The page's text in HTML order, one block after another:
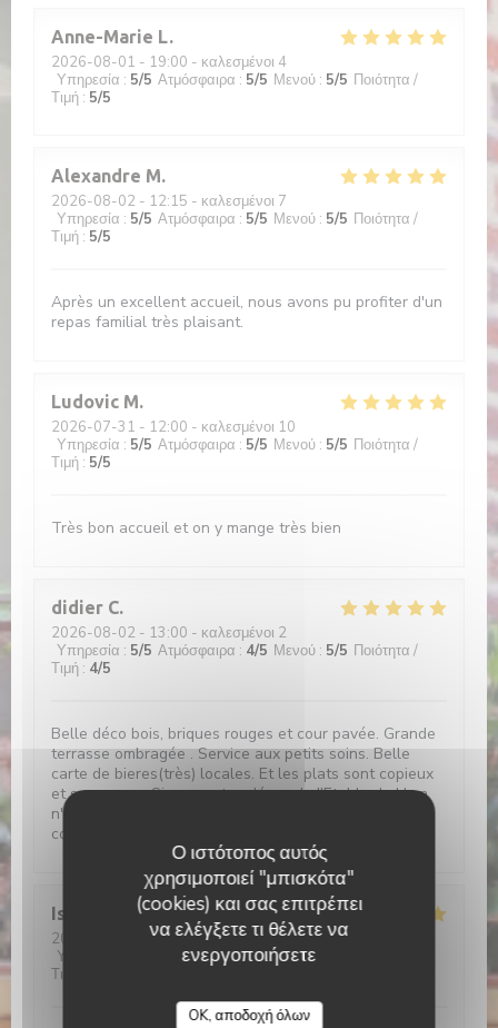
Ο ιστότοπος αυτός
χρησιμοποιεί "μπισκότα"
(cookies) και σας επιτρέπει
να ελέγξετε τι θέλετε να
ενεργοποιήσετε
OK, αποδοχή όλων
Anne-Marie L
2026-08-01 - 19:00 - καλεσμένοι 4
Υπηρεσία : 5/5 Ατμόσφαιρα : 5/5 Μενού : 5/5 Ποιότητα /
Τιμή : 5/5
Alexandre M
2026-08-02 - 12:15 - καλεσμένοι 7
Υπηρεσία : 5/5 Ατμόσφαιρα : 5/5 Μενού : 5/5 Ποιότητα /
Τιμή : 5/5
Après un excellent accueil, nous avons pu profiter d'un
repas familial très plaisant.
Ludovic M
2026-07-31 - 12:00 - καλεσμένοι 10
Υπηρεσία : 5/5 Ατμόσφαιρα : 5/5 Μενού : 5/5 Ποιότητα /
Τιμή : 5/5
Très bon accueil et on y mange très bien
didier C
2026-08-02 - 13:00 - καλεσμένοι 2
Υπηρεσία : 5/5 Ατμόσφαιρα : 4/5 Μενού : 5/5 Ποιότητα /
Τιμή : 4/5
Belle déco bois, briques rouges et cour pavée. Grande
terrasse ombragée . Service aux petits soins. Belle
carte de bieres(très) locales. Et les plats sont copieux
et savoureux. Si vou sortez déçus de l'Etable de Hem,
n'allez plus jamais au resto, plus rien ne vous
conviendra!!!
Isabelle
2026-08-01
- 19:15 - καλεσμένοι 2
Υπηρεσία
Ατμόσφαιρα:5/5 Μενού
Τιμή
L'étable de Hem